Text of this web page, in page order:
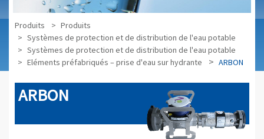
Produits
Produits
Systèmes de protection et de distribution de l'eau potable
Systèmes de protection et de distribution de l'eau potable
Eléments préfabriqués – prise d'eau sur hydrante
ARBON
ARBON